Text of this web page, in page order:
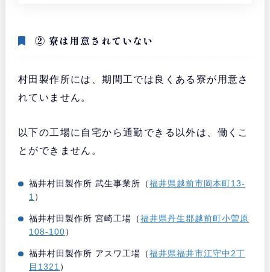
② 寮は用意されていない
村田製作所には、期間工では良くある寮が用意さ
れていません。
以下の工場に自宅から通勤できる以外は、働くこ
とができません。
福井村田製作所 武生事業所（福井県越前市岡本町13-
1 ）
福井村田製作所 宮崎工場（福井県丹生郡越前町小曽原
108-100）
福井村田製作所 アスワ工場（福井県福井市江守中2丁
目1321 ）